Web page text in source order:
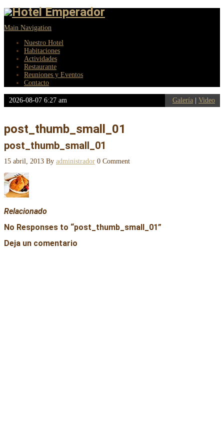
Main Navigation
Nuestro Hotel
Habitaciones
Actividades
Restaurante
Reuniones y Eventos
Contacto
2026-08-07 6:27 am Galería Video
post_thumb_small_01
post_thumb_small_01
15 abril, 2013 By administrador 0 Comment
Relacionado
No Responses to “post_thumb_small_01”
Deja un comentario